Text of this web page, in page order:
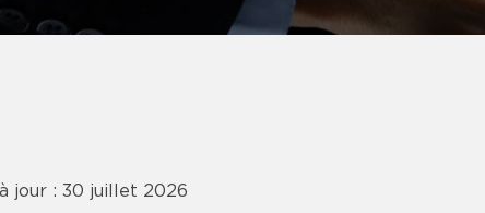
jour : 30 juillet 2026